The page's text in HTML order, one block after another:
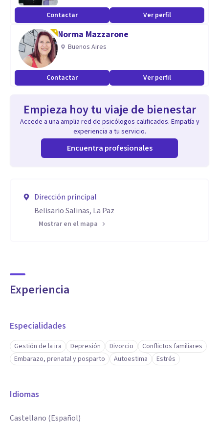
Contactar Ver perfil
Norma Mazzarone
Buenos Aires
Contactar Ver perfil
Empieza hoy tu viaje de bienestar
Accede a una amplia red de psicólogos calificados. Empatía y
experiencia a tu servicio.
Encuentra profesionales
Dirección principal
Belisario Salinas, La Paz
Mostrar en el mapa
Experiencia
Especialidades
Gestión de la ira Depresión Divorcio
Conflictos familiares
Embarazo, prenatal y posparto
Autoestima Estrés
Idiomas
Castellano (Español)